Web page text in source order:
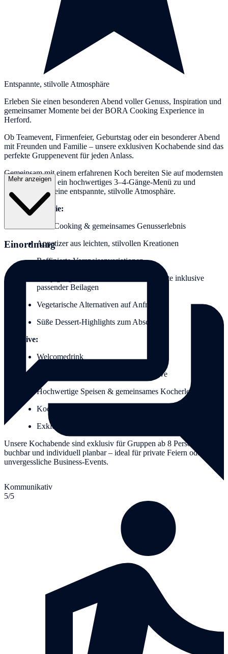
Entspannte, stilvolle Atmosphäre
Erleben Sie einen besonderen Abend voller Genuss, Inspiration und
gemeinsamer Momente bei der BORA Cooking Experience in
Herford.
Ob Teamevent, Firmenfeier, Geburtstag oder ein besonderer Abend
mit Freunden und Familie – unsere exklusiven Kochabende sind das
perfekte Gruppenevent für jeden Anlass.
Gemeinsam mit einem erfahrenen Koch bereiten Sie auf modernsten
BORA-Geräten ein hochwertiges 3–4-Gänge-Menü zu und
genießen dabei eine entspannte, stilvolle Atmosphäre.
Das erwartet Sie:
Live-Cooking & gemeinsames Genusserlebnis
Appetizer aus leichten, stilvollen Kreationen
Raffinierte Vorspeisenvariationen
Hauptgang mit Fisch- oder Fleischvariante inklusive
passender Beilagen
Vegetarische Alternativen auf Anfrage
Süße Dessert-Highlights zum Abschluss
Inklusive:
Welcomedrink
Wein, Bier, Schorlen & Wasser inklusive
Hochwertige Speisen & gemeinsames Kocherlebnis
Kochschürzen für das Event
Exklusive Goodiebag als kleines Dankeschön
Unsere Kochabende sind exklusiv für Gruppen ab 8 Personen
buchbar und individuell planbar – ideal für private Feiern oder
unvergessliche Business-Events.
Mehr anzeigen
Einordnung
Kommunikativ
5/5